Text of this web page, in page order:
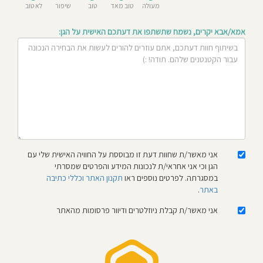
מעולה טוב מאד טוב
שיפור
לא טוב
אמא/אבא יקרים, נשמח שתשתפו את דעתכם האישית על הגן:
אני מאשר/ת שחוות דעת זו מבוססת על החוויה האישית שלי עם
הגן וכי אני אחראי/ת לנכונות המידע והפרטים שמסרתי
במסגרתה. לפרטים נוספים ראו תקנון האתר וכללי כתיבה
באתר.
אני מאשר/ת קבלת ניוזלטרים ודיוור פרסומות מהאתר